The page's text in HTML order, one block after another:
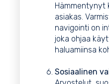
Hämmentynyt
asiakas.
navigointi on
joka ohjaa
haluamiinsa
Sosiaalinen